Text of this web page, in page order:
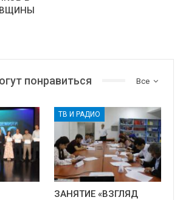
Все
понравиться
ТВ И РАДИО
ЗАНЯТИЕ «ВЗГЛЯД